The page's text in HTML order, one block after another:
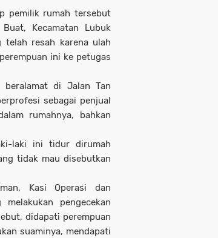
pemilik rumah tersebut
Kecamatan Lubuk
telah resah karena ulah
ini ke petugas
beralamat di Jalan Tan
sebagai penjual
rumahnya, bahkan
laki ini tidur dirumah
tidak mau disebutkan
Kasi Operasi dan
pengecekan
didapati perempuan
suaminya, mendapati